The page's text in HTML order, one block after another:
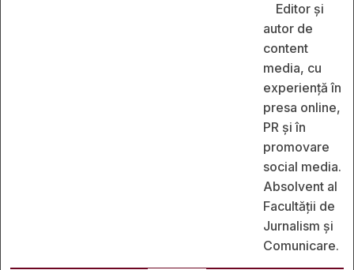
Editor și
autor de
content
media, cu
experiență în
presa online,
PR și în
promovare
social media.
Absolvent al
Facultății de
Jurnalism și
Comunicare.